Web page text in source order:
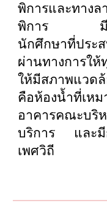
พิการและทา
พิการ มีการ
นักศึกษาที่ประ
ผ่านทางการใ
ให้มีสภาพแวด
คือห้องน้ำที่เห
อาคารคณะบริ
บริการ และมี
เพศวิถี